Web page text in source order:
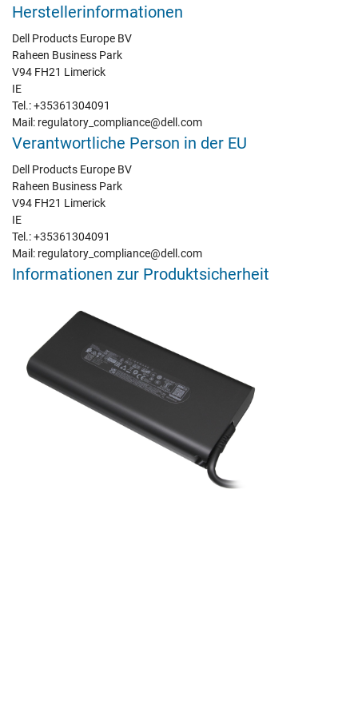
Herstellerinformationen
Dell Products Europe BV
Raheen Business Park
V94 FH21 Limerick
IE
Tel.: +35361304091
Mail: regulatory_compliance@dell.com
Verantwortliche Person in der EU
Dell Products Europe BV
Raheen Business Park
V94 FH21 Limerick
IE
Tel.: +35361304091
Mail: regulatory_compliance@dell.com
Informationen zur Produktsicherheit